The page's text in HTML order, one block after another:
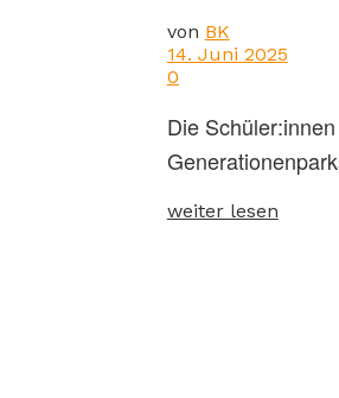
von BK
14. Juni 2025
0
Die
weiter lesen